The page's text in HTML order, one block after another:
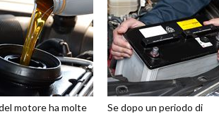
motore ha molte
Se dopo un periodo di